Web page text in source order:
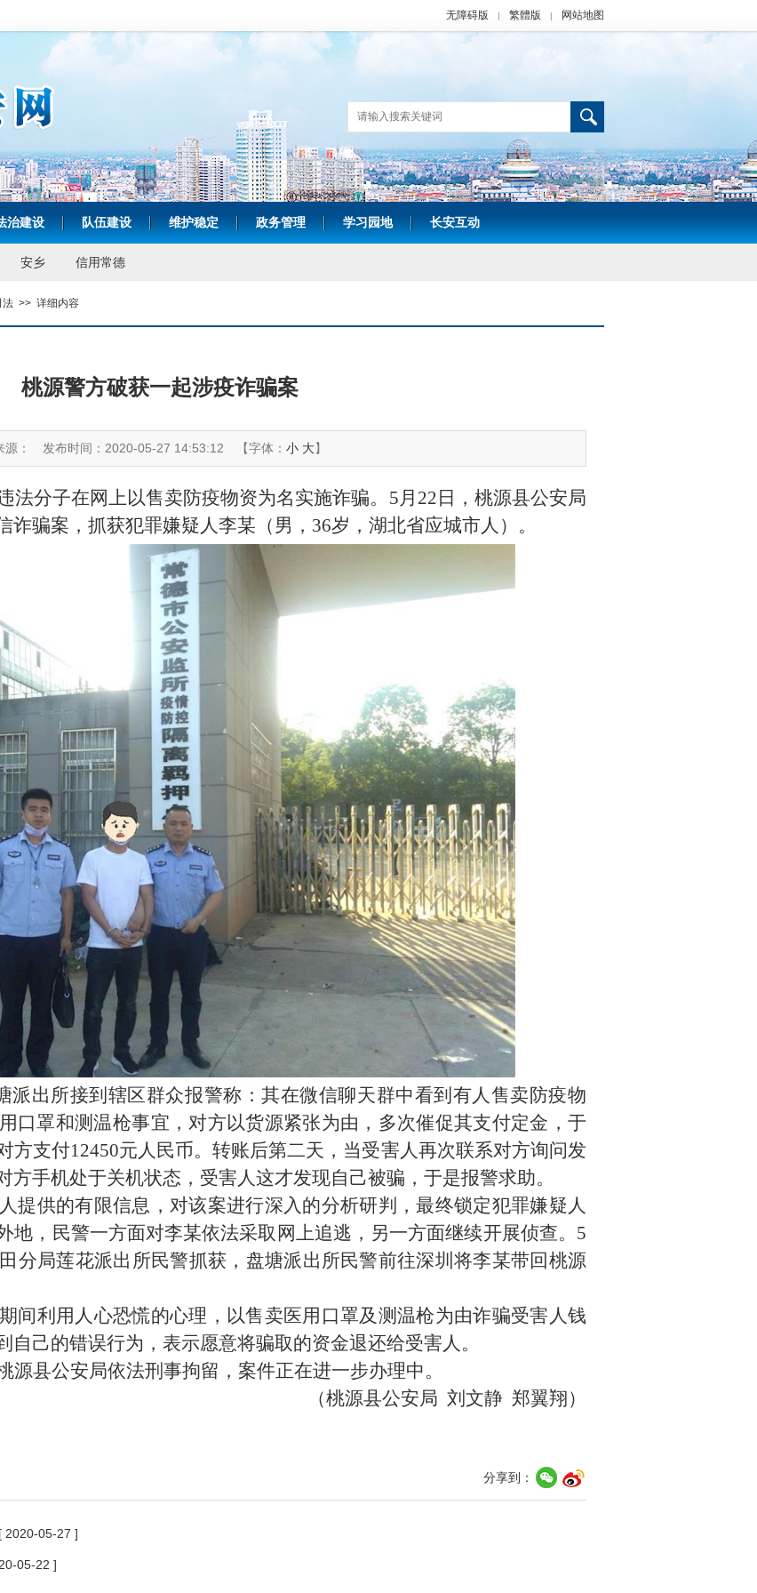
无障碍版 | 繁體版 | 网站地图
治建设 | 队伍建设 | 维护稳定 | 政务管理 | 学习园地 | 长安互动
安乡 信用常德
法 >> 详细内容
桃源警方破获一起涉疫诈骗案
源： 发布时间：2020-05-27 14:53:12 【字体： 小 大】
法分子在网上以售卖防疫物资为名实施诈骗。5月22日，桃源县公安局
骗案，抓获犯罪嫌疑人李某（男，36岁，湖北省应城市人）。
派出所接到辖区群众报警称：其在微信聊天群中看到有人售卖防疫物
口罩和测温枪事宜，对方以货源紧张为由，多次催促其支付定金，于
方支付12450元人民币。转账后第二天，当受害人再次联系对方询问发
手机处于关机状态，受害人这才发现自己被骗，于是报警求助。
提供的有限信息，对该案进行深入的分析研判，最终锁定犯罪嫌疑人
地，民警一方面对李某依法采取网上追逃，另一方面继续开展侦查。5
分局莲花派出所民警抓获，盘塘派出所民警前往深圳将李某带回桃源
间利用人心恐慌的心理，以售卖医用口罩及测温枪为由诈骗受害人钱
自己的错误行为，表示愿意将骗取的资金退还给受害人。
源县公安局依法刑事拘留，案件正在进一步办理中。
（桃源县公安局 刘文静 郑翼翔）
分享到：
[ 2020-05-27 ]
05-22 ]